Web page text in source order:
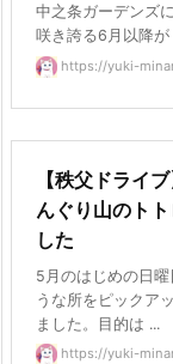
中之条ガーデンズ
咲き誇る6月以降が
https://yuki-
【秩父ドライ
んぐり山のト
した
5月のはじめの日
うな所をピックア
ました。目的は ...
https://yuki-